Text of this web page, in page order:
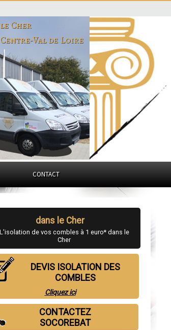
le Cher
Centre-Val de Loire
CONTACT
dans le Cher
DEVIS ISOLATION DES
COMBLES
Cliquez ici
CONTACTEZ
SOCOREBAT